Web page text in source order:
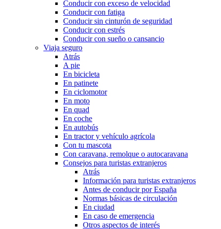
Conducir con exceso de velocidad
Conducir con fatiga
Conducir sin cinturón de seguridad
Conducir con estrés
Conducir con sueño o cansancio
Viaja seguro
Atrás
A pie
En bicicleta
En patinete
En ciclomotor
En moto
En quad
En coche
En autobús
En tractor y vehículo agrícola
Con tu mascota
Con caravana, remolque o autocaravana
Consejos para turistas extranjeros
Atrás
Información para turistas extranjeros
Antes de conducir por España
Normas básicas de circulación
En ciudad
En caso de emergencia
Otros aspectos de interés